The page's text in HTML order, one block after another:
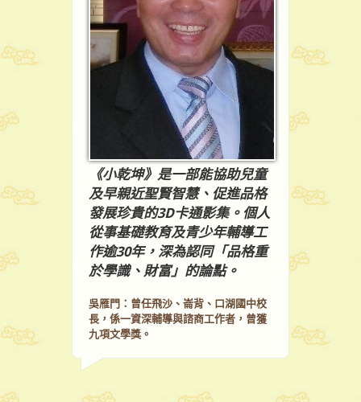
《小乾坤》是一部能協助兒童
及早親近聖賢智慧、促進品格
發展珍貴的3D卡通影集。個人
從事基礎教育及青少年輔導工
作逾30年，深為認同「品格重
於學識、財富」的論點。
吳雁門：曾任飛沙、崙背、口湖國中校
長，係一資深輔導與諮商工作者，曾獲
九項文學獎。